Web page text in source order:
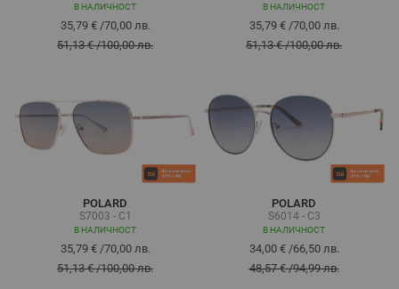
В НАЛИЧНОСТ
35,79 €/70,00 лв.
51,13 €/100,00 лв.
В НАЛИЧНОСТ
35,79 €/70,00 лв.
51,13 €/100,00 лв.
POLARD
S7003 - C1
В НАЛИЧНОСТ
35,79 €/70,00 лв.
51,13 €/100,00 лв.
POLARD
S6014 - C3
В НАЛИЧНОСТ
34,00 €/66,50 лв.
48,57 €/94,99 лв.